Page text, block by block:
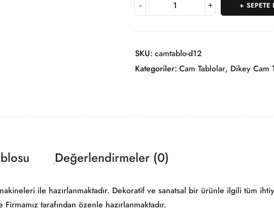
SEPETE
SKU: camtablo-d12
Kategoriler: Cam Tablolar, Dikey Cam
Değerlendirmeler (0)
ile hazırlanmaktadır. Dekoratif ve sanatsal bir ürünle ilgili tüm
tarafından özenle hazırlanmaktadır.